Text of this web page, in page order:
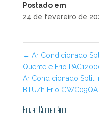
Postado em
24 de fevereiro de
← Ar Condicionado
Quente e Frio
Ar Condicionado Split
BTU/h Frio
Enviar Comentário